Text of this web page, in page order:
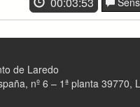
de Laredo
nº 6 – 1ª planta 39770,